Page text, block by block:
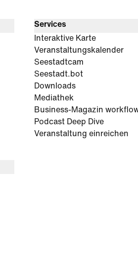
Services
Interaktive Karte
Veranstaltungskalender
Seestadtcam
Seestadt.bot
Downloads
Mediathek
Business-Magazin
Podcast Deep Dive
Veranstaltung einreichen